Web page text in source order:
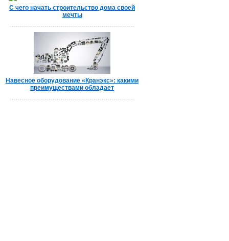
С чего начать строительство дома своей
мечты
Навесное оборудование «Кранэкс»: какими
преимуществами обладает